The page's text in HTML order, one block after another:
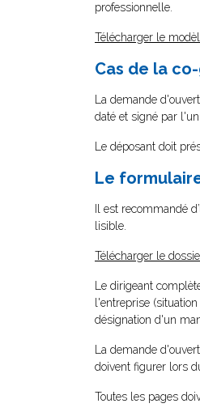
professionnelle.
Télécharger le
Cas de la
La demande
daté et signé par
Le déposant doit
Le
Il est recommandé
lisible.
Télécharger le
Le dirigeant
l'entreprise
désignation d'un
La demande
doivent figurer lors
Toutes les pages